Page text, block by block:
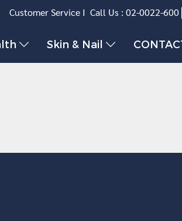
Customer Service I Call Us : 02-0022-600
Skin & Nail